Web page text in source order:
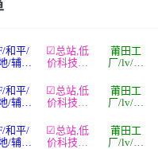
和平/
/辅助
和平/
/辅助
和平/
/辅助
☑总站,低
价科技辅
☑总站,低
价科技辅
☑总站,低
价科技辅
莆田工
厂/lv/蔻
莆田工
厂/lv/蔻
莆田工
厂/lv/蔻